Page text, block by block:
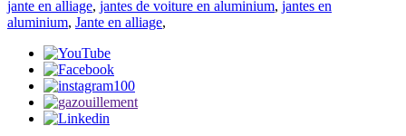
jante en alliage, jantes de voiture en aluminium, jantes en
aluminium, Jante en alliage,